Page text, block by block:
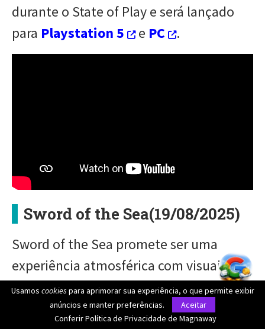
durante o State of Play e será lançado
para Playstation 5 e PC .
Sword of the Sea(19/08/2025)
Sword of the Sea promete ser uma
experiência atmosférica com visuais
estonteantes. O jogo será lançado para
Playstation 5
ePC .
Usamos cookies para aprimorar sua experiência, o que permite exibir
anúncios e manter preferências.
Aceitar
Conferir Política de Privacidade de Magnaway